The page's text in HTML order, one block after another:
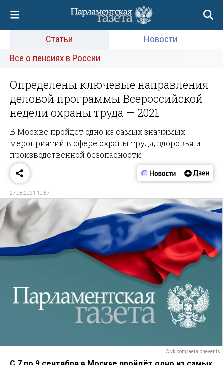
Статьи
Новости
Все о пенсиях в России
Определены ключевые направления
деловой программы Всероссийской
недели охраны труда — 2021
В Москве пройдёт одно из самых значимых
мероприятий в сфере охраны труда, здоровья и
производственной безопасности
27.08.2021 10:57
© vk.com/aetalonevents
С 7 по 9 сентября в Москве пройдёт одно из самых